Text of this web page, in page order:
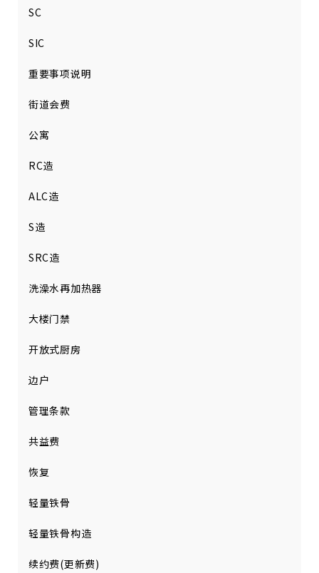
SC
SIC
重要事项说明
街道会费
公寓
RC造
ALC造
S造
SRC造
洗澡水再加热器
大楼门禁
开放式厨房
边户
管理条款
共益费
恢复
轻量铁骨
轻量铁骨构造
续约费(更新费)